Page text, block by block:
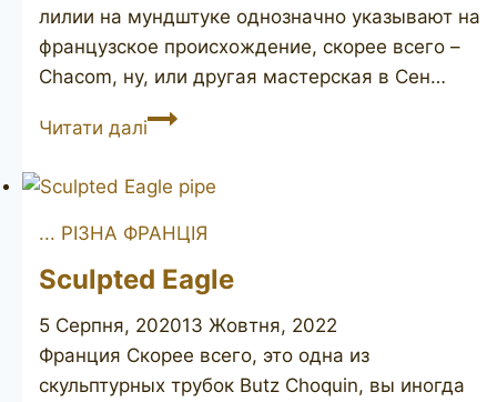
лилии на мундштуке однозначно указывают на
французское происхождение, скорее всего –
Chacom, ну, или другая мастерская в Сен…
Читати даліLord
bulldog
... РІЗНА ФРАНЦІЯ
Sculpted Eagle
5 Серпня, 202013 Жовтня, 2022
Франция Скорее всего, это одна из
скульптурных трубок Butz Choquin, вы иногда